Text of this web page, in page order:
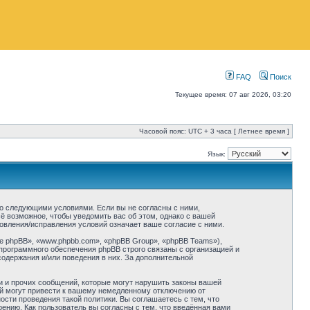
FAQ Поиск
Текущее время: 07 авг 2026, 03:20
Часовой пояс: UTC + 3 часа [ Летнее время ]
Язык:
следующими условиями. Если вы не согласны с ними,
возможное, чтобы уведомить вас об этом, однако с вашей
исправления условий означает ваше согласие с ними.
«www.phpbb.com», «phpBB Group», «phpBB Teams»),
обеспечения phpBB строго связаны с организацией и
и/или поведения в них. За дополнительной
прочих сообщений, которые могут нарушить законы вашей
могут привести к вашему немедленному отключению от
проведения такой политики. Вы соглашаетесь с тем, что
Как пользователь вы согласны с тем, что введённая вами